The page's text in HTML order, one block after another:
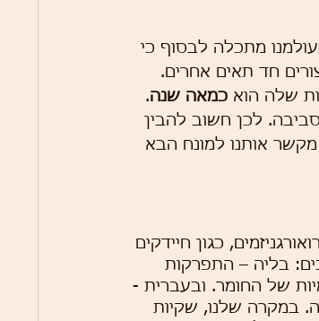
מתכלה לבסוף כי
חד תאים אחרים.
שלה הוא כמאה שנה.
לכן חשוב להבין
אותנו למונח הבא
כגון חיידקים
בליה – התפרקות
של החומר. ובעברית -
במקרה שלנו, שקיות